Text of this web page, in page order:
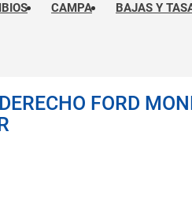
CAMPA BAJAS Y
FORD